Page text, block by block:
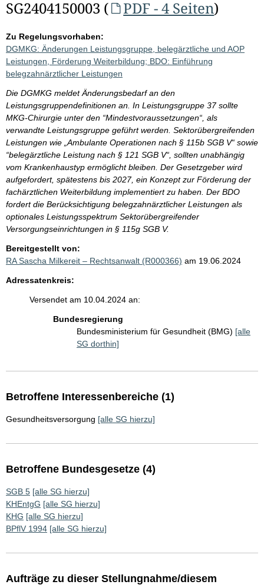
SG2404150003 (
PDF - 4 Seiten)
Zu Regelungsvorhaben:
DGMKG: Änderungen Leistungsgruppe, belegärztliche und AOP
Leistungen, Förderung Weiterbildung; BDO: Einführung
belegzahnärztlicher Leistungen
Die DGMKG meldet Änderungsbedarf an den
Leistungsgruppendefinitionen an. In Leistungsgruppe 37 sollte
MKG-Chirurgie unter den “Mindestvoraussetzungen“, als
verwandte Leistungsgruppe geführt werden. Sektorübergreifenden
Leistungen wie „Ambulante Operationen nach § 115b SGB V“ sowie
“belegärztliche Leistung nach § 121 SGB V“, sollten unabhängig
vom Krankenhaustyp ermöglicht bleiben. Der Gesetzgeber wird
aufgefordert, spätestens bis 2027, ein Konzept zur Förderung der
fachärztlichen Weiterbildung implementiert zu haben. Der BDO
fordert die Berücksichtigung belegzahnärztlicher Leistungen als
optionales Leistungsspektrum Sektorübergreifender
Versorgungseinrichtungen in § 115g SGB V.
Bereitgestellt von:
RA Sascha Milkereit – Rechtsanwalt (R000366) am 19.06.2024
Adressatenkreis:
Versendet am 10.04.2024 an:
Bundesregierung
Bundesministerium für Gesundheit (BMG) [alle
SG dorthin]
Betroffene Interessenbereiche (1)
Gesundheitsversorgung [alle SG hierzu]
Betroffene Bundesgesetze (4)
SGB 5 [alle SG hierzu]
KHEntgG [alle SG hierzu]
KHG [alle SG hierzu]
BPflV 1994 [alle SG hierzu]
Aufträge zu dieser Stellungnahme/diesem